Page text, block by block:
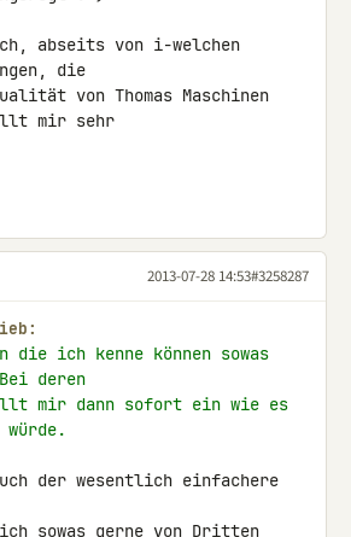
abseits von i-welchen
die
von Thomas Maschinen
mir sehr
2013-07-28 14:53#3258287
die ich kenne können sowas
deren
mir dann sofort ein wie es
würde.
der wesentlich einfachere
ich sowas gerne von Dritten